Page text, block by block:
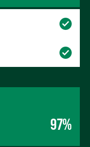
97%